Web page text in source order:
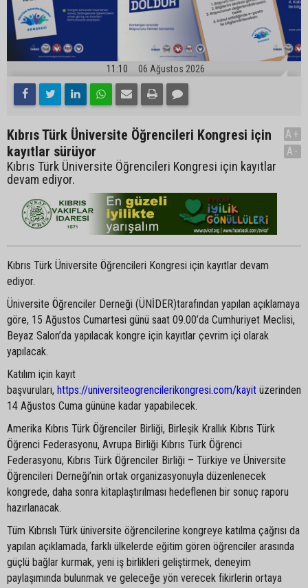
11:10 06 Ağustos 2026
Kıbrıs Türk Üniversite Öğrencileri Kongresi için
kayıtlar sürüyor
Kıbrıs Türk Üniversite Öğrencileri Kongresi için kayıtlar
devam ediyor.
A+
A-
Kıbrıs Türk Üniversite Öğrencileri Kongresi için kayıtlar devam
ediyor.
Üniversite Öğrenciler Derneği (ÜNİDER)tarafından yapılan açıklamaya
göre, 15 Ağustos Cumartesi günü saat 09.00’da Cumhuriyet Meclisi,
Beyaz Salon’da yapılacak kongre için kayıtlar çevrim içi olarak
yapılacak.
Katılım için kayıt
başvuruları, https://universiteogrencilerikongresi.com/kayit üzerinden
14 Ağustos Cuma gününe kadar yapabilecek.
Amerika Kıbrıs Türk Öğrenciler Birliği, Birleşik Krallık Kıbrıs Türk
Öğrenci Federasyonu, Avrupa Birliği Kıbrıs Türk Öğrenci
Federasyonu, Kıbrıs Türk Öğrenciler Birliği – Türkiye ve Üniversite
Öğrencileri Derneği’nin ortak organizasyonuyla düzenlenecek
kongrede, daha sonra kitaplaştırılması hedeflenen bir sonuç raporu
hazırlanacak.
Tüm Kıbrıslı Türk üniversite öğrencilerine kongreye katılma çağrısı da
yapılan açıklamada, farklı ülkelerde eğitim gören öğrenciler arasında
güçlü bağlar kurmak, yeni iş birlikleri geliştirmek, deneyim
paylaşımında bulunmak ve geleceğe yön verecek fikirlerin ortaya